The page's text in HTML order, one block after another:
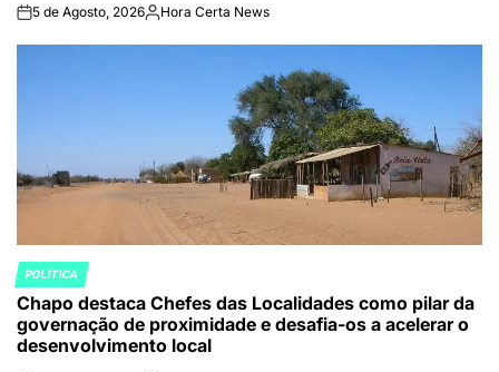
on5 de Agosto, 2026Publicado
Hora Certa News
POSTED
IN
POLÍTICA
Chapo destaca Chefes das Localidades como pilar da
governação de proximidade e desafia-os a acelerar o
desenvolvimento local